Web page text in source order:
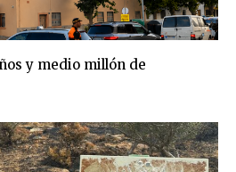
y medio millón de